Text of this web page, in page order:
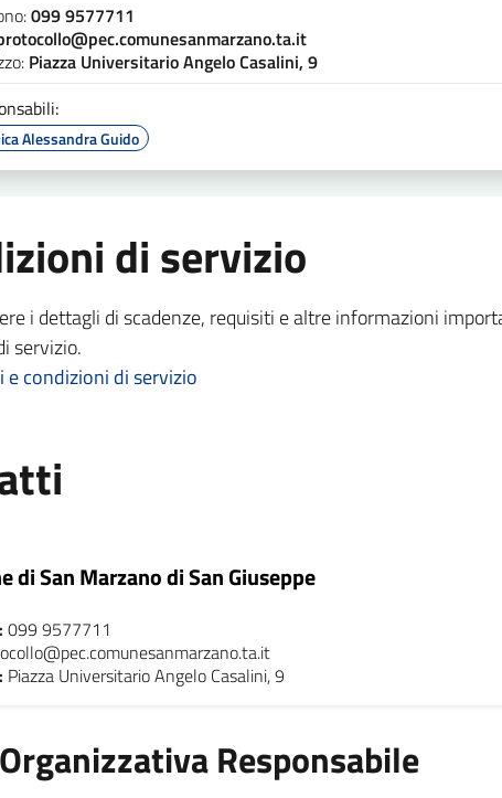
099 9577711
Piazza Universitario Angelo Casalini, 9
Alessandra Guido
di servizio
i dettagli di scadenze, requisiti e altre informazioni
servizio.
e condizioni di servizio
di San Marzano di San Giuseppe
099 9577711
Piazza Universitario Angelo Casalini, 9
Responsabile